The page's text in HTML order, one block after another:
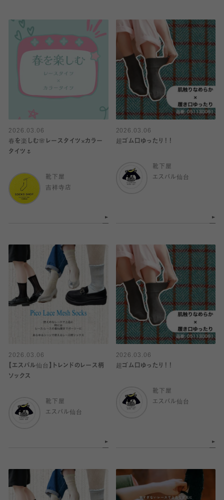
2026.03.06
春を楽しむ🌸レースタイツ×カラー
タイツ🌷
靴下屋
吉祥寺店
2026.03.06
超ゴム口ゆったり！！
靴下屋
エスパル仙台
2026.03.06
【エスパル仙台】トレンドのレース柄
ソックス
靴下屋
エスパル仙台
2026.03.06
超ゴム口ゆったり！！
靴下屋
エスパル仙台